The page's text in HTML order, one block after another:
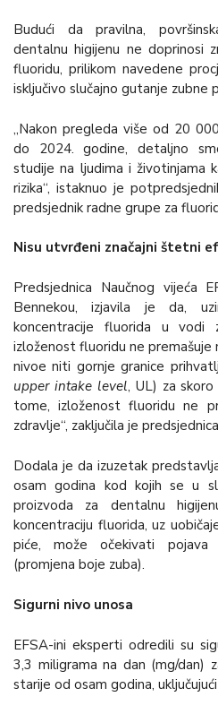
Budući da pravilna,
dentalnu higijenu ne doprinosi
fluoridu, prilikom navedene
isključivo slučajno gutanje zubne
„Nakon pregleda više od 20
do 2024. godine, detaljno
studije na ljudima i životinjama
rizika“, istaknuo je
predsjednik radne grupe za
Nisu utvrđeni značajni štetni
Predsjednica Naučnog vijeća
Bennekou, izjavila je da,
koncentracije fluorida u vodi
izloženost fluoridu ne
nivoe niti gornje granice
upper intake level, UL) za
tome, izloženost fluoridu ne
zdravlje“, zaključila je
Dodala je da izuzetak
osam godina kod kojih se u
proizvoda za dentalnu
koncentraciju fluorida, uz
piće, može očekivati
(promjena boje zuba).
Sigurni nivo unosa
EFSA-ini eksperti odredili su
3,3 miligrama na dan (mg/dan)
starije od osam godina,